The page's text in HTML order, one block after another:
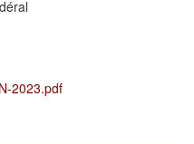
2023.pdf